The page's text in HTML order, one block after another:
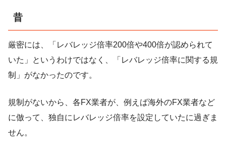
昔
厳密には、「レバレッジ倍率200倍や400倍が認められて
いた」というわけではなく、「レバレッジ倍率に関する規
制」がなかったのです。
規制がないから、各FX業者が、例えば海外のFX業者など
に倣って、独自にレバレッジ倍率を設定していたに過ぎま
せん。